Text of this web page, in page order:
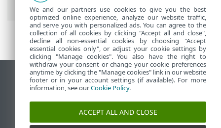
İletiyi Görüntüleme
Masaüstü sitesini görüntüle
End of Life
ESET Bilgi Bankası
We and our partners use cookies to give you the best
optimized online experience, analyze our website traffic,
and serve you with personalized ads. You can agree to the
collection of all cookies by clicking "Accept all and close",
decline all non-essential cookies by choosing "Accept
essential cookies only", or adjust your cookie settings by
clicking "Manage cookies". You also have the right to
withdraw your consent or change your cookie preferences
anytime by clicking the "Manage cookies" link in our website
footer or in your account settings (if available). For more
information, see ourCookie Policy.
ACCEPT ALL AND CLOSE